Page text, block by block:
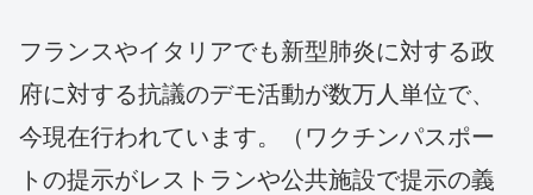
フランスやイタリアでも新型肺炎に対する政
府に対する抗議のデモ活動が数万人単位で、
今現在行われています。（ワクチンパスポー
トの提示がレストランや公共施設で提示の義